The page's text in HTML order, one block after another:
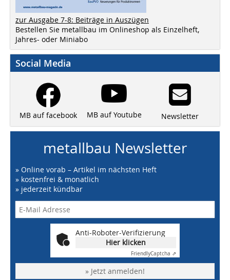
zur Ausgabe 7-8: Beiträge in Auszügen
Bestellen Sie metallbau im Onlineshop als Einzelheft,
Jahres- oder Miniabo
Social Media
MB auf facebook MB auf Youtube Newsletter
metallbau Newsletter
» Online vorab – Artikel im nächsten Heft
» kostenfrei & monatlich
» jederzeit kündbar
Anti-Roboter-Verifizierung
Hier klicken
FriendlyCaptcha ⇗
» Jetzt anmelden!